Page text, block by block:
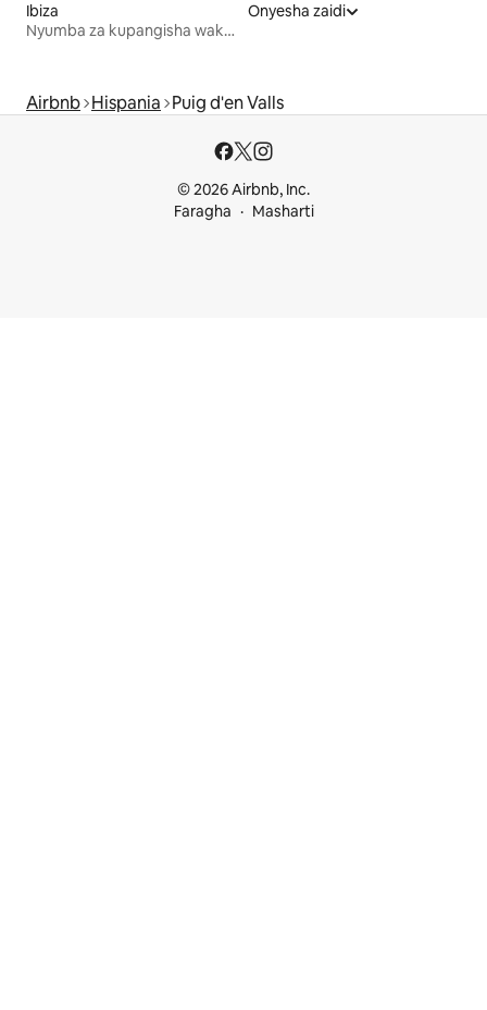
Ibiza
Nyumba za kupangisha wakati wa likizo
Onyesha zaidi
Airbnb Hispania Puig d'en Valls
© 2026 Airbnb, Inc.
Faragha
Masharti